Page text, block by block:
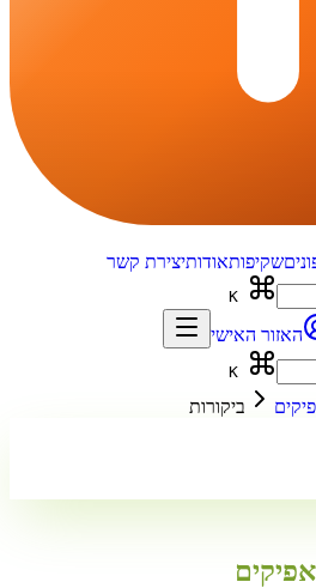
שקיפותאודותיצירת קשר
האזור האישי
ביקורות